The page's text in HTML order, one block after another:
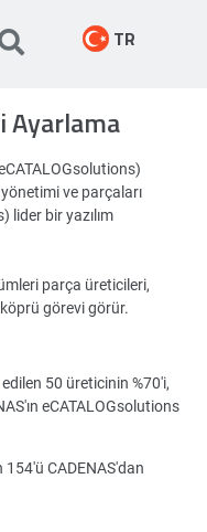
TR
Ayarlama
ve parçaları
lider bir yazılım
parça üreticileri,
köprü görevi görür.
50 üreticinin %70'i,
eCATALOGsolutions
CADENAS'dan